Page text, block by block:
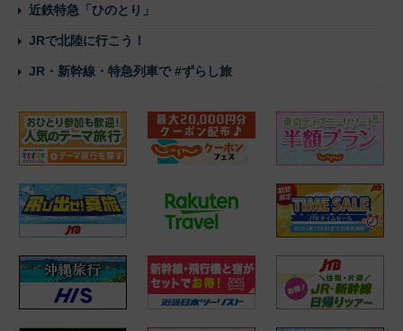
近鉄特急「ひのとり」
JRで北陸に行こう！
JR・新幹線・特急列車で #ずらし旅